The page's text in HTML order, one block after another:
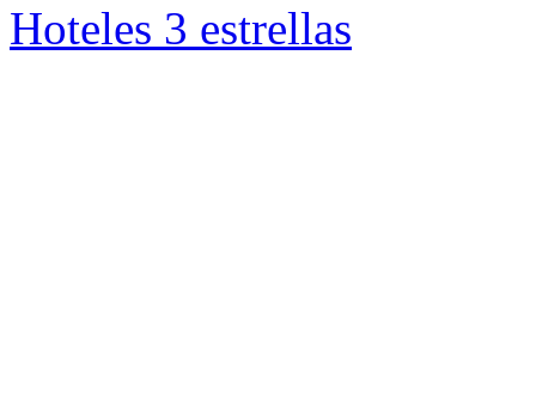
Hoteles 3 estrellas